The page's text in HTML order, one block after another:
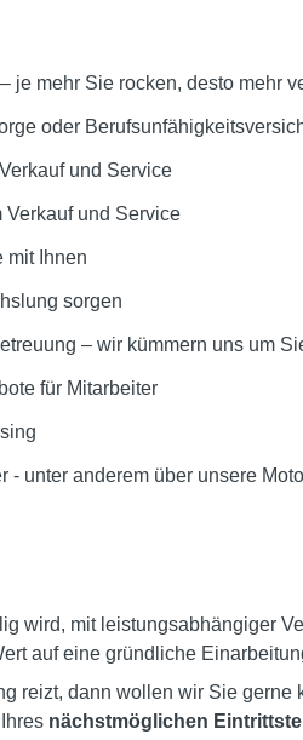
je mehr Sie rocken, desto mehr
oder
und Service
Verkauf und Service
mit Ihnen
sorgen
– wir kümmern uns um
für Mitarbeiter
- unter anderem über unsere
wird, mit leistungsabhängiger
auf eine gründliche
reizt, dann wollen wir Sie
nächstmöglichen